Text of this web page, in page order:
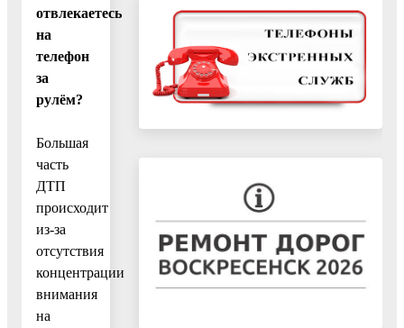
отвлекаетесь
на
телефон
за
рулём?
Большая
часть
ДТП
происходит
из-за
отсутствия
концентрации
внимания
на